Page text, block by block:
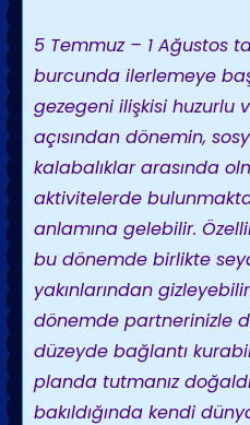
5 Temmuz – 1 Ağustos
burcunda ilerlemeye
gezegeni ilişkisi huzurlu
açısından dönemin,
kalabalıklar arasında
aktivitelerde
anlamına gelebilir.
bu dönemde birlikte
yakınlarından
dönemde partnerinizle
düzeyde bağlantı
planda tutmanız
bakıldığında kendi